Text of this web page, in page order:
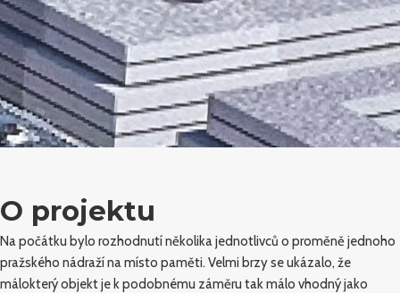
O projektu
Na počátku bylo rozhodnutí několika jednotlivců o proměně jednoho
pražského nádraží na místo paměti. Velmi brzy se ukázalo, že
málokterý objekt je k podobnému záměru tak málo vhodný jako